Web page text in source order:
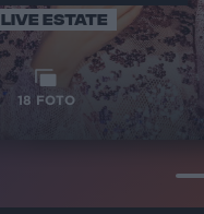
ESTATE
18 FOTO